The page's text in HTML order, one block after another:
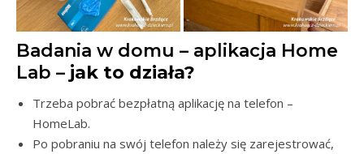
Badania w domu – aplikacja Home
Lab – jak to działa?
Trzeba pobrać bezpłatną aplikację na telefon –
HomeLab.
Po pobraniu na swój telefon należy się zarejestrować,